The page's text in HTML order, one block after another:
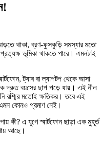
থাকা, ব্রণ-ফুসকুড়ি সমস্যার মতো
ভূমিকা থাকতে পারে। এমনটাই
ট্যাব বা ল্যাপটপ থেকে আসা
দ্রুত বয়সের ছাপ পড়ে যায়। এই নীল
রশ্মির মতোই ক্ষতিকর। তবে এই
কোনও প্রমাণ নেই।
কী? এ যুগে স্মার্টফোন ছাড়া এক মুহূর্ত
আছে।